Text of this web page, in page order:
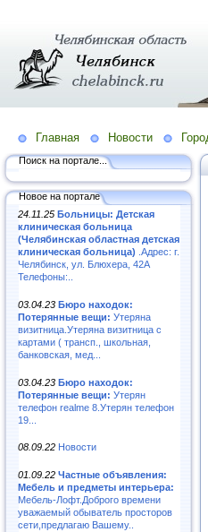
Главная Новости
Поиск на портале...
Новое на портале
24.11.25 Больницы: Детская
клиническая больница
(Челябинская областная детская
клиническая больница) .Адрес: г.
Челябинск, ул. Блюхера, 42А
Телефоны:..
03.04.23 Бюро находок:
Потерянные вещи: Утеряна
визитница.Утеряна визитница с
картами ( трансп., школьная,
банковская, мед...
03.04.23 Бюро находок:
Потерянные вещи: Утерян
телефон realme 8.Утерян телефон
19...
08.09.22 Новости
01.09.22 Частные объявления:
Мебель и предметы интерьера:
Мебель-Лофт.Доброго времени
уважаемый обыватель просторов
сети,предлагаю Вашему..